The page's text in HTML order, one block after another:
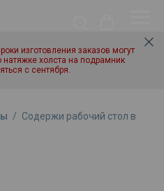
изготовления заказов могут
холста на подрамник
с сентября.
/ Содержи рабочий стол в